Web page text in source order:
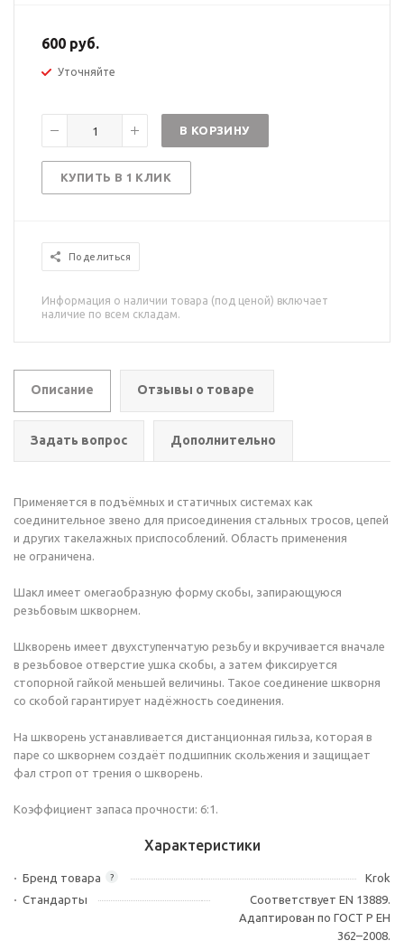
600 руб.
Уточняйте
В КОРЗИНУ
КУПИТЬ В 1 КЛИК
Поделиться
Информация о наличии товара (под ценой) включает
наличие по всем складам.
Описание Отзывы о товаре
Задать вопрос Дополнительно
Применяется в подъёмных и статичных системах как
соединительное звено для присоединения стальных тросов, цепей
и других такелажных приспособлений. Область применения
не ограничена.
Шакл имеет омегаобразную форму скобы, запирающуюся
резьбовым шкворнем.
Шкворень имеет двухступенчатую резьбу и вкручивается вначале
в резьбовое отверстие ушка скобы, а затем фиксируется
стопорной гайкой меньшей величины. Такое соединение шкворня
со скобой гарантирует надёжность соединения.
На шкворень устанавливается дистанционная гильза, которая в
паре со шкворнем создаёт подшипник скольжения и защищает
фал строп от трения о шкворень.
Коэффициент запаса прочности: 6:1.
Характеристики
?
Бренд товара
Krok
Стандарты
Соответствует EN 13889.
Адаптирован по ГОСТ Р ЕН
362–2008.